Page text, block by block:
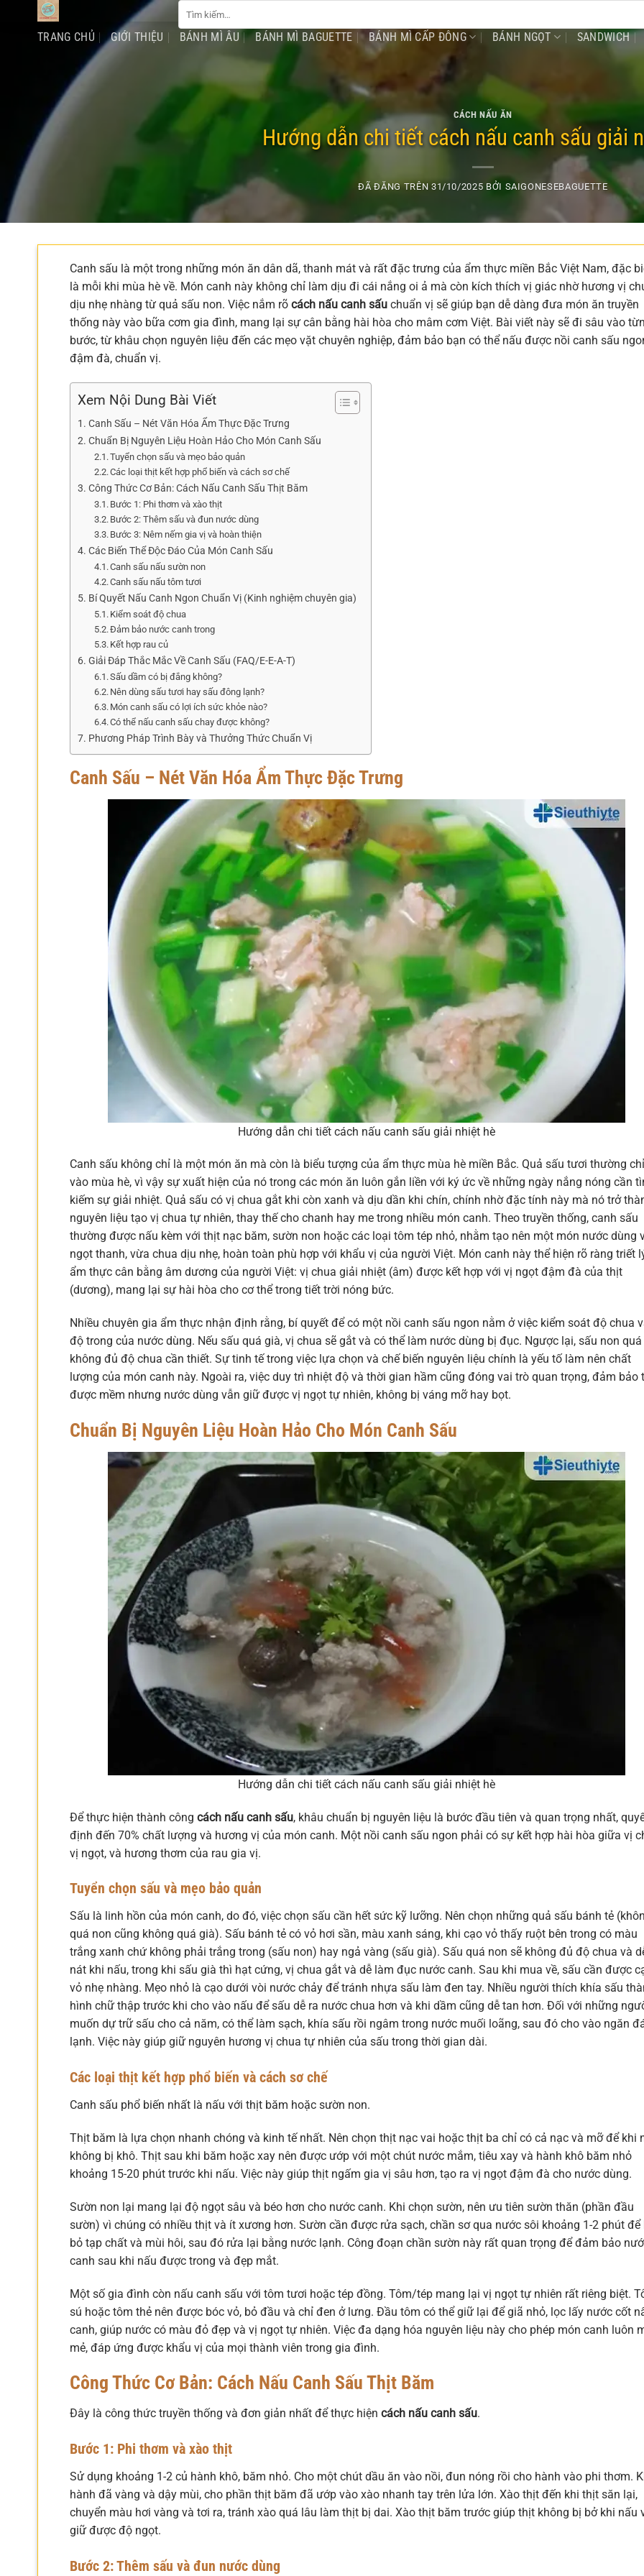
kiếm:
TRANG CHỦ GIỚI THIỆU BÁNH MÌ ÂU BÁNH MÌ BAGUETTE BÁNH MÌ CẤP ĐÔNG BÁNH NGỌT SANDWICH
CÁCH NẤU ĂN
Hướng dẫn chi tiết cách nấu canh sấu giải
ĐÃ ĐĂNG TRÊN 31/10/2025 BỞI SAIGONESEBAGUETTE
Canh sấu là một trong những món ăn dân dã, thanh mát và rất đặc trưng của ẩm thực miền Bắc Việt Nam, đặc
là mỗi khi mùa hè về. Món canh này không chỉ làm dịu đi cái nắng oi ả mà còn kích thích vị giác nhờ hương vị
dịu nhẹ nhàng từ quả sấu non. Việc nắm rõ cách nấu canh sấu chuẩn vị sẽ giúp bạn dễ dàng đưa món ăn truyền
thống này vào bữa cơm gia đình, mang lại sự cân bằng hài hòa cho mâm cơm Việt. Bài viết này sẽ đi sâu vào
bước, từ khâu chọn nguyên liệu đến các mẹo vặt chuyên nghiệp, đảm bảo bạn có thể nấu được nồi canh sấu
đậm đà, chuẩn vị.
Xem Nội Dung Bài Viết
Canh Sấu – Nét Văn Hóa Ẩm Thực Đặc Trưng
Chuẩn Bị Nguyên Liệu Hoàn Hảo Cho Món Canh Sấu
Tuyển chọn sấu và mẹo bảo quản
Các loại thịt kết hợp phổ biến và cách sơ chế
Công Thức Cơ Bản: Cách Nấu Canh Sấu Thịt Băm
Bước 1: Phi thơm và xào thịt
Bước 2: Thêm sấu và đun nước dùng
Bước 3: Nêm nếm gia vị và hoàn thiện
Các Biến Thể Độc Đáo Của Món Canh Sấu
Canh sấu nấu sườn non
Canh sấu nấu tôm tươi
Bí Quyết Nấu Canh Ngon Chuẩn Vị (Kinh nghiệm chuyên gia)
Kiểm soát độ chua
Đảm bảo nước canh trong
Kết hợp rau củ
Giải Đáp Thắc Mắc Về Canh Sấu (FAQ/E-E-A-T)
Sấu dầm có bị đắng không?
Nên dùng sấu tươi hay sấu đông lạnh?
Món canh sấu có lợi ích sức khỏe nào?
Có thể nấu canh sấu chay được không?
Phương Pháp Trình Bày và Thưởng Thức Chuẩn Vị
Canh Sấu – Nét Văn Hóa Ẩm Thực Đặc Trưng
Hướng dẫn chi tiết cách nấu canh sấu giải nhiệt hè
Canh sấu không chỉ là một món ăn mà còn là biểu tượng của ẩm thực mùa hè miền Bắc. Quả sấu tươi thường
vào mùa hè, vì vậy sự xuất hiện của nó trong các món ăn luôn gắn liền với ký ức về những ngày nắng nóng cần
kiếm sự giải nhiệt. Quả sấu có vị chua gắt khi còn xanh và dịu dần khi chín, chính nhờ đặc tính này mà nó trở
nguyên liệu tạo vị chua tự nhiên, thay thế cho chanh hay me trong nhiều món canh. Theo truyền thống, canh sấu
thường được nấu kèm với thịt nạc băm, sườn non hoặc các loại tôm tép nhỏ, nhằm tạo nên một món nước dùng
ngọt thanh, vừa chua dịu nhẹ, hoàn toàn phù hợp với khẩu vị của người Việt. Món canh này thể hiện rõ ràng triết
ẩm thực cân bằng âm dương của người Việt: vị chua giải nhiệt (âm) được kết hợp với vị ngọt đậm đà của thịt
(dương), mang lại sự hài hòa cho cơ thể trong tiết trời nóng bức.
Nhiều chuyên gia ẩm thực nhận định rằng, bí quyết để có một nồi canh sấu ngon nằm ở việc kiểm soát độ chua
độ trong của nước dùng. Nếu sấu quá già, vị chua sẽ gắt và có thể làm nước dùng bị đục. Ngược lại, sấu non
không đủ độ chua cần thiết. Sự tinh tế trong việc lựa chọn và chế biến nguyên liệu chính là yếu tố làm nên chất
lượng của món canh này. Ngoài ra, việc duy trì nhiệt độ và thời gian hầm cũng đóng vai trò quan trọng, đảm bảo
được mềm nhưng nước dùng vẫn giữ được vị ngọt tự nhiên, không bị váng mỡ hay bọt.
Chuẩn Bị Nguyên Liệu Hoàn Hảo Cho Món Canh Sấu
Hướng dẫn chi tiết cách nấu canh sấu giải nhiệt hè
Để thực hiện thành công cách nấu canh sấu, khâu chuẩn bị nguyên liệu là bước đầu tiên và quan trọng nhất,
định đến 70% chất lượng và hương vị của món canh. Một nồi canh sấu ngon phải có sự kết hợp hài hòa giữa vị
vị ngọt, và hương thơm của rau gia vị.
Tuyển chọn sấu và mẹo bảo quản
Sấu là linh hồn của món canh, do đó, việc chọn sấu cần hết sức kỹ lưỡng. Nên chọn những quả sấu bánh tẻ
quá non cũng không quá già). Sấu bánh tẻ có vỏ hơi sần, màu xanh sáng, khi cạo vỏ thấy ruột bên trong có màu
trắng xanh chứ không phải trắng trong (sấu non) hay ngả vàng (sấu già). Sấu quá non sẽ không đủ độ chua và
nát khi nấu, trong khi sấu già thì hạt cứng, vị chua gắt và dễ làm đục nước canh. Sau khi mua về, sấu cần được
vỏ nhẹ nhàng. Mẹo nhỏ là cạo dưới vòi nước chảy để tránh nhựa sấu làm đen tay. Nhiều người thích khía sấu
hình chữ thập trước khi cho vào nấu để sấu dễ ra nước chua hơn và khi dầm cũng dễ tan hơn. Đối với những
muốn dự trữ sấu cho cả năm, có thể làm sạch, khía sấu rồi ngâm trong nước muối loãng, sau đó cho vào ngăn
lạnh. Việc này giúp giữ nguyên hương vị chua tự nhiên của sấu trong thời gian dài.
Các loại thịt kết hợp phổ biến và cách sơ chế
Canh sấu phổ biến nhất là nấu với thịt băm hoặc sườn non.
Thịt băm là lựa chọn nhanh chóng và kinh tế nhất. Nên chọn thịt nạc vai hoặc thịt ba chỉ có cả nạc và mỡ để khi
không bị khô. Thịt sau khi băm hoặc xay nên được ướp với một chút nước mắm, tiêu xay và hành khô băm nhỏ
khoảng 15-20 phút trước khi nấu. Việc này giúp thịt ngấm gia vị sâu hơn, tạo ra vị ngọt đậm đà cho nước dùng.
Sườn non lại mang lại độ ngọt sâu và béo hơn cho nước canh. Khi chọn sườn, nên ưu tiên sườn thăn (phần đầu
sườn) vì chúng có nhiều thịt và ít xương hơn. Sườn cần được rửa sạch, chần sơ qua nước sôi khoảng 1-2 phút để
bỏ tạp chất và mùi hôi, sau đó rửa lại bằng nước lạnh. Công đoạn chần sườn này rất quan trọng để đảm bảo
canh sau khi nấu được trong và đẹp mắt.
Một số gia đình còn nấu canh sấu với tôm tươi hoặc tép đồng. Tôm/tép mang lại vị ngọt tự nhiên rất riêng biệt.
sú hoặc tôm thẻ nên được bóc vỏ, bỏ đầu và chỉ đen ở lưng. Đầu tôm có thể giữ lại để giã nhỏ, lọc lấy nước cốt
canh, giúp nước có màu đỏ đẹp và vị ngọt tự nhiên. Việc đa dạng hóa nguyên liệu này cho phép món canh luôn
mẻ, đáp ứng được khẩu vị của mọi thành viên trong gia đình.
Công Thức Cơ Bản: Cách Nấu Canh Sấu Thịt Băm
Đây là công thức truyền thống và đơn giản nhất để thực hiện cách nấu canh sấu.
Bước 1: Phi thơm và xào thịt
Sử dụng khoảng 1-2 củ hành khô, băm nhỏ. Cho một chút dầu ăn vào nồi, đun nóng rồi cho hành vào phi thơm.
hành đã vàng và dậy mùi, cho phần thịt băm đã ướp vào xào nhanh tay trên lửa lớn. Xào thịt đến khi thịt săn lại,
chuyển màu hơi vàng và tơi ra, tránh xào quá lâu làm thịt bị dai. Xào thịt băm trước giúp thịt không bị bở khi nấu
giữ được độ ngọt.
Bước 2: Thêm sấu và đun nước dùng